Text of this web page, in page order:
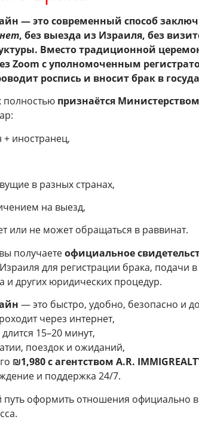
— это современный способ
, без выезда из Израиля, без
Вместо традиционной
Zoom с уполномоченным
роспись и вносит брак в
полностью признаётся
+ иностранец,
в разных странах,
на выезд,
или не может обращаться в раввинат.
получаетеофициальное
для регистрации брака, подачи в
и других юридических процедур.
— это быстро, удобно, безопасно и
через интернет,
15–20 минут,
поездок и ожиданий,
₪1,980 с агентством A.R.
и поддержка 24/7.
путь оформить отношения официально